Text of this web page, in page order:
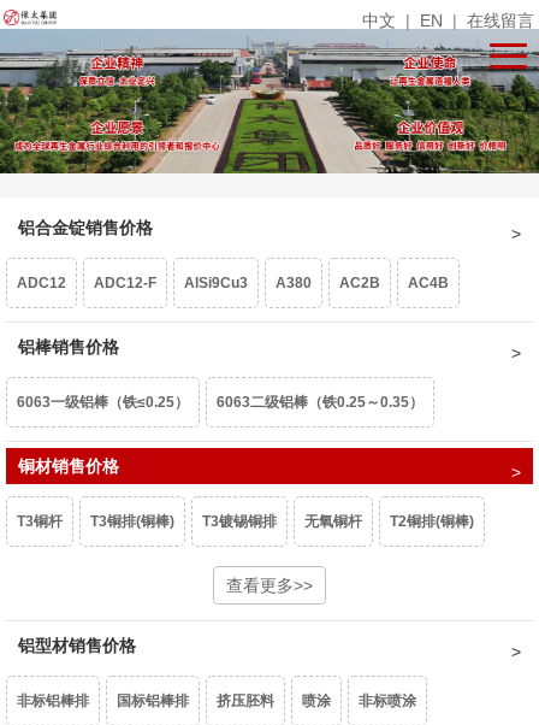
中文 | EN | 在线留言
铝合金锭销售价格
ADC12 ADC12-F AlSi9Cu3 A380 AC2B AC4B
压铸铝
铝棒销售价格
6063一级铝棒（铁≤0.25） 6063二级铝棒（铁0.25～0.35）
6061-F（铁>0.35）
6061铝棒（铁0.35～0.5） 6463铝棒 6082铝棒
铜材销售价格
T3铜杆 T3铜排(铜棒) T3镀锡铜排 无氧铜杆 T2铜排(铜棒)
T1铜排 微晶磷铜球
二级阳极磷铜球
镀锡母线排（宽≤130mm） 镀锡母线排（宽＞130mm）
查看更多>>
铝型材销售价格
非标铝棒排 国标铝棒排 挤压胚料 喷涂 非标喷涂